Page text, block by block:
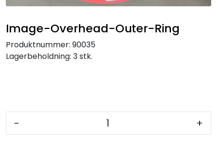
Image-Overhead-Outer-Ring
Produktnummer: 90035
Lagerbeholdning: 3 stk.
- +